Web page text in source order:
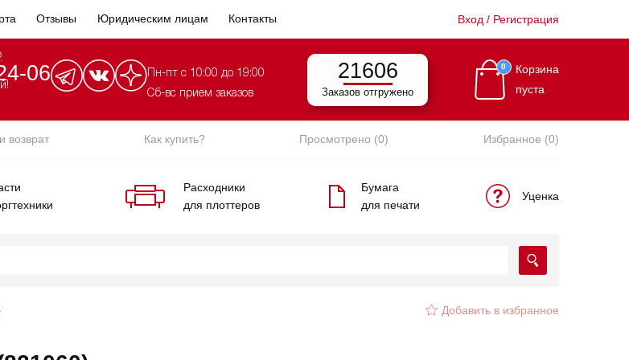
Отзывы Юридическим лицам Контакты Вход / Регистрация
06
Пн-пт с 10:00 до 19:00
Сб-вс прием заказов
21606
Заказов отгружено
0
Корзина
пуста
возврат Как купить? Просмотрено (0) Избранное (0)
Расходники
для плоттеров
Бумага
для печати
Уценка
Добавить в избранное